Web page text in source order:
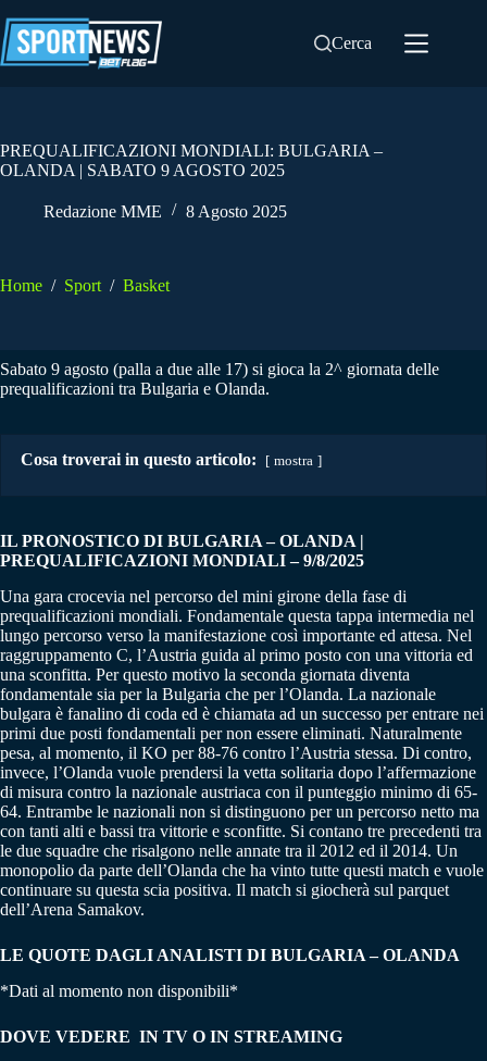
al
contenuto
Cerca
PREQUALIFICAZIONI MONDIALI: BULGARIA –
OLANDA | SABATO 9 AGOSTO 2025
Redazione MME 8 Agosto 2025
Home / Sport / Basket
Sabato 9 agosto (palla a due alle 17) si gioca la 2^ giornata delle
prequalificazioni tra Bulgaria e Olanda.
Cosa troverai in questo articolo: mostra
IL PRONOSTICO DI BULGARIA – OLANDA |
PREQUALIFICAZIONI MONDIALI – 9/8/2025
Una gara crocevia nel percorso del mini girone della fase di
prequalificazioni mondiali. Fondamentale questa tappa intermedia nel
lungo percorso verso la manifestazione così importante ed attesa. Nel
raggruppamento C, l’Austria guida al primo posto con una vittoria ed
una sconfitta. Per questo motivo la seconda giornata diventa
fondamentale sia per la Bulgaria che per l’Olanda. La nazionale
bulgara è fanalino di coda ed è chiamata ad un successo per entrare nei
primi due posti fondamentali per non essere eliminati. Naturalmente
pesa, al momento, il KO per 88-76 contro l’Austria stessa. Di contro,
invece, l’Olanda vuole prendersi la vetta solitaria dopo l’affermazione
di misura contro la nazionale austriaca con il punteggio minimo di 65-
64. Entrambe le nazionali non si distinguono per un percorso netto ma
con tanti alti e bassi tra vittorie e sconfitte. Si contano tre precedenti tra
le due squadre che risalgono nelle annate tra il 2012 ed il 2014. Un
monopolio da parte dell’Olanda che ha vinto tutte questi match e vuole
continuare su questa scia positiva. Il match si giocherà sul parquet
dell’Arena Samakov.
LE QUOTE DAGLI ANALISTI DI BULGARIA – OLANDA
*Dati al momento non disponibili*
DOVE VEDERE IN TV O IN STREAMING